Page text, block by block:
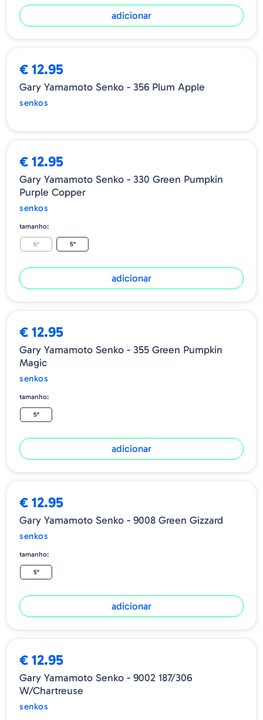
adicionar
€ 12.95
Gary Yamamoto Senko - 356 Plum Apple
senkos
€ 12.95
Gary Yamamoto Senko - 330 Green Pumpkin
Purple Copper
senkos
tamanho:
6" 5"
adicionar
€ 12.95
Gary Yamamoto Senko - 355 Green Pumpkin
Magic
senkos
tamanho:
5"
adicionar
€ 12.95
Gary Yamamoto Senko - 9008 Green Gizzard
senkos
tamanho:
5"
adicionar
€ 12.95
Gary Yamamoto Senko - 9002 187/306
W/Chartreuse
senkos